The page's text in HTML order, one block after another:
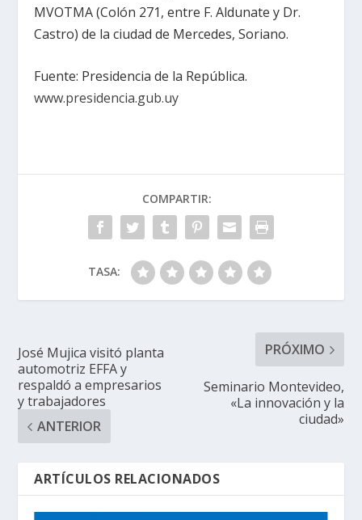
MVOTMA (Colón 271, entre F. Aldunate y Dr.
Castro) de la ciudad de Mercedes, Soriano.
Fuente: Presidencia de la República.
www.presidencia.gub.uy
COMPARTIR:
TASA:
José Mujica visitó planta
automotriz EFFA y
respaldó a empresarios
y trabajadores
ANTERIOR
PRÓXIMO
Seminario Montevideo,
«La innovación y la
ciudad»
ARTÍCULOS RELACIONADOS